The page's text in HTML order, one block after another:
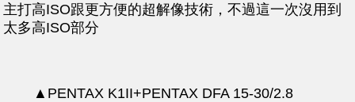
主打高ISO跟更方便的超解像技術，不過這一次沒用到
太多高ISO部分
▲PENTAX K1II+PENTAX DFA 15-30/2.8